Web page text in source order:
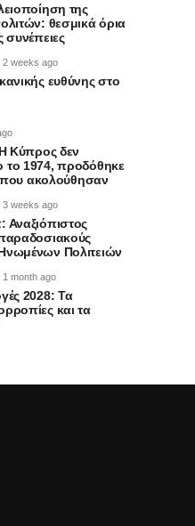
της
θεσμικά όρια
συνέπειες
2 weeks ago
ευθύνης στο
Κύπρος δεν
το 1974, προδόθηκε
που ακολούθησαν
3 weeks ago
Αναξιόπιστος
Πολιτειών
1 month ago
2028: Τα
και τα